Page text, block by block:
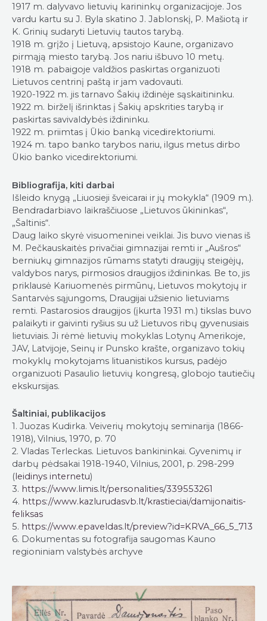
1917 m. dalyvavo lietuvių karininkų organizacijoje. Jos
vardu kartu su J. Byla skatino J. Jablonskį, P. Mašiotą ir
K. Grinių sudaryti Lietuvių tautos tarybą.
1918 m. grįžo į Lietuvą, apsistojo Kaune, organizavo
pirmąją miesto tarybą. Jos nariu išbuvo 10 metų.
1918 m. pabaigoje valdžios paskirtas organizuoti
Lietuvos centrinį paštą ir jam vadovauti.
1920-1922 m. jis tarnavo Šakių iždinėje sąskaitininku.
1922 m. birželį išrinktas į Šakių apskrities tarybą ir
paskirtas savivaldybės iždininku.
1922 m. priimtas į Ūkio banką vicedirektoriumi.
1924 m. tapo banko tarybos nariu, ilgus metus dirbo
Ūkio banko vicedirektoriumi.
Bibliografija, kiti darbai
Išleido knygą „Liuosieji šveicarai ir jų mokykla“ (1909 m.).
Bendradarbiavo laikraščiuose „Lietuvos ūkininkas“,
„Šaltinis“.
Daug laiko skyrė visuomeninei veiklai. Jis buvo vienas iš
M. Pečkauskaitės privačiai gimnazijai remti ir „Aušros“
berniukų gimnazijos rūmams statyti draugijų steigėjų,
valdybos narys, pirmosios draugijos iždininkas. Be to, jis
priklausė Kariuomenės pirmūnų, Lietuvos mokytojų ir
Santarvės sąjungoms, Draugijai užsienio lietuviams
remti. Pastarosios draugijos (įkurta 1931 m.) tikslas buvo
palaikyti ir gaivinti ryšius su už Lietuvos ribų gyvenusiais
lietuviais. Ji rėmė lietuvių mokyklas Lotynų Amerikoje,
JAV, Latvijoje, Seinų ir Punsko krašte, organizavo tokių
mokyklų mokytojams lituanistikos kursus, padėjo
organizuoti Pasaulio lietuvių kongresą, globojo tautiečių
ekskursijas.
Šaltiniai, publikacijos
1. Juozas Kudirka. Veiverių mokytojų seminarija (1866-
1918), Vilnius, 1970, p. 70
2. Vladas Terleckas. Lietuvos bankininkai. Gyvenimų ir
darbų pėdsakai 1918-1940, Vilnius, 2001, p. 298-299
(leidinys internetu)
3. https://www.limis.lt/personalities/339553261
4. https://www.kazlurudasvb.lt/krastieciai/damijonaitis-
feliksas
5. https://www.epaveldas.lt/preview?id=KRVA_66_5_713
6. Dokumentas su fotografija saugomas Kauno
regioniniam valstybės archyve